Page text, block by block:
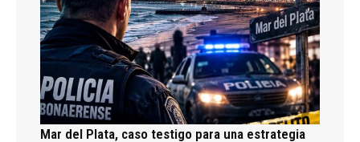
Mar del Plata, caso testigo para una estrategia